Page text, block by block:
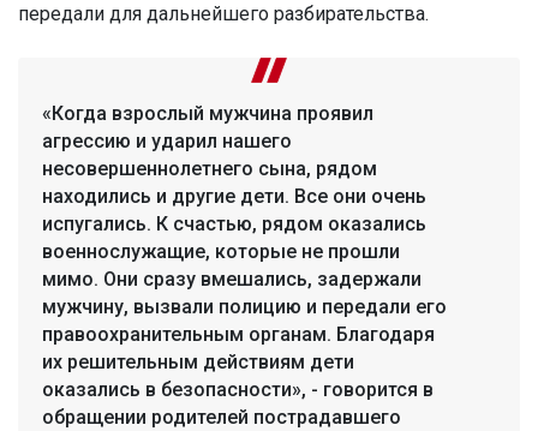
передали для дальнейшего разбирательства.
«Когда взрослый мужчина проявил
агрессию и ударил нашего
несовершеннолетнего сына, рядом
находились и другие дети. Все они очень
испугались. К счастью, рядом оказались
военнослужащие, которые не прошли
мимо. Они сразу вмешались, задержали
мужчину, вызвали полицию и передали его
правоохранительным органам. Благодаря
их решительным действиям дети
оказались в безопасности», - говорится в
обращении родителей пострадавшего